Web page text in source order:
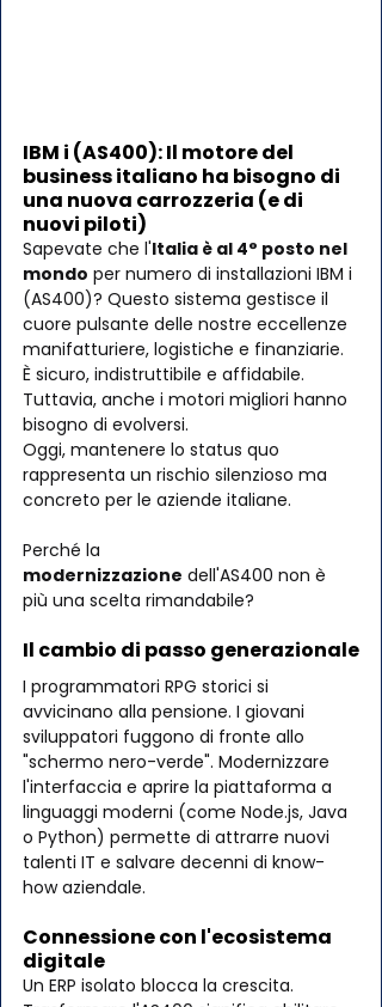
IBM i (AS400): Il motore del
business italiano ha bisogno di
una nuova carrozzeria (e di
nuovi piloti)
Sapevate che l'Italia è al 4° posto nel
mondo per numero di installazioni IBM i
(AS400)? Questo sistema gestisce il
cuore pulsante delle nostre eccellenze
manifatturiere, logistiche e finanziarie.
È sicuro, indistruttibile e affidabile.
Tuttavia, anche i motori migliori hanno
bisogno di evolversi.
Oggi, mantenere lo status quo
rappresenta un rischio silenzioso ma
concreto per le aziende italiane.
Perché la
modernizzazione dell'AS400 non è
più una scelta rimandabile?
Il cambio di passo generazionale
I programmatori RPG storici si
avvicinano alla pensione. I giovani
sviluppatori fuggono di fronte allo
"schermo nero-verde". Modernizzare
l'interfaccia e aprire la piattaforma a
linguaggi moderni (come Node.js, Java
o Python) permette di attrarre nuovi
talenti IT e salvare decenni di know-
how aziendale.
Connessione con l'ecosistema
digitale
Un ERP isolato blocca la crescita.